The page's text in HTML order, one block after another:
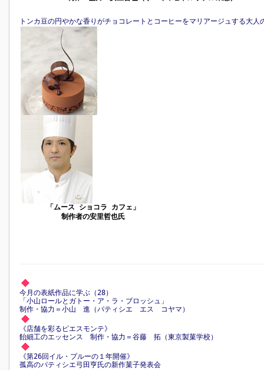
トンカ豆の円やかな香りがチョコレートとコーヒーをマリアージュする大人
「ムース ショコラ カフェ」
制作者の安里哲也氏
今月の表紙作品に学ぶ（28）
「小山ロールとガトー・ア・ラ・ブロッシュ」
制作・協力＝小山 進（パティシエ エス コヤマ）
《店舗を彩るピエスモンテ》
飴細工のエッセンス 制作・協力＝谷藤 拓（東京製菓学校）
《第26回イル・プルーの１年開催》
孤高のパティシエ弓田亨氏の新作菓子発表会